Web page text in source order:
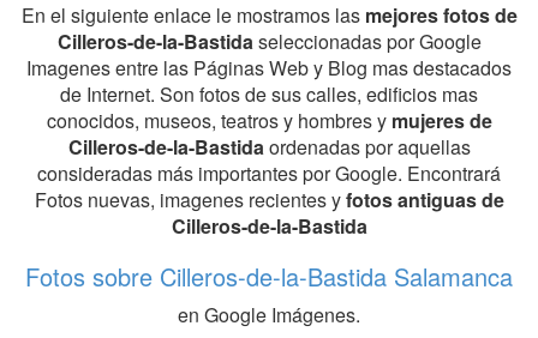
En el siguiente enlace le mostramos las mejores fotos de
Cilleros-de-la-Bastidaseleccionadas por Google
Imagenes entre las Páginas Web y Blog mas destacados
de Internet. Son fotos de sus calles, edificios mas
conocidos, museos, teatros y hombres y mujeres de
Cilleros-de-la-Bastidaordenadas por aquellas
consideradas más importantes por Google. Encontrará
Fotos nuevas, imagenes recientes yfotos antiguas de
Cilleros-de-la-Bastida
Fotos sobre Cilleros-de-la-Bastida Salamanca
en Google Imágenes.